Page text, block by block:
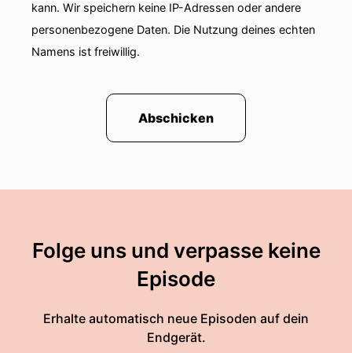
kann. Wir speichern keine IP-Adressen oder andere
personenbezogene Daten. Die Nutzung deines echten
Namens ist freiwillig.
Abschicken
Folge uns und verpasse keine
Episode
Erhalte automatisch neue Episoden auf dein
Endgerät.